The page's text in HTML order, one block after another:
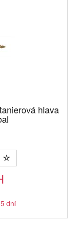
hlava
dní